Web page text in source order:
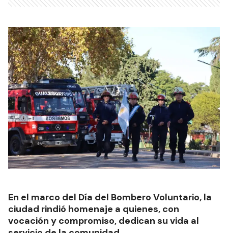
En el marco del Día del Bombero Voluntario, la
ciudad rindió homenaje a quienes, con
vocación y compromiso, dedican su vida al